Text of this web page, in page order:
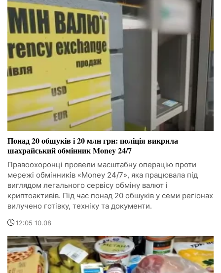
Понад 20 обшуків і 20 млн грн: поліція викрила
шахрайський обмінник Money 24/7
Правоохоронці провели масштабну операцію проти
мережі обмінників «Money 24/7», яка працювала під
виглядом легального сервісу обміну валют і
криптоактивів. Під час понад 20 обшуків у семи регіонах
вилучено готівку, техніку та документи.
12:05 10.08